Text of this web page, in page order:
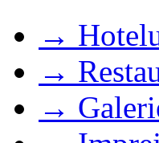
→
→
→